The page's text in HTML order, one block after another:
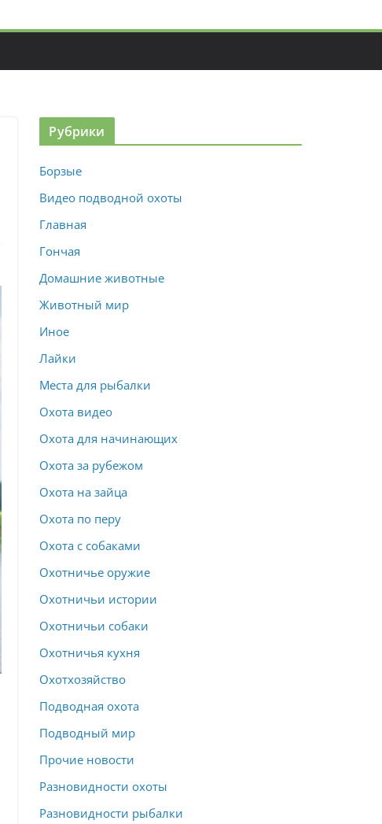
Рубрики
Борзые
Видео подводной охоты
Главная
Гончая
Домашние животные
Животный мир
Иное
Лайки
Места для рыбалки
Охота видео
Охота для начинающих
Охота за рубежом
Охота на зайца
Охота по перу
Охота с собаками
Охотничье оружие
Охотничьи истории
Охотничьи собаки
Охотничья кухня
Охотхозяйство
Подводная охота
Подводный мир
Прочие новости
Разновидности охоты
Разновидности рыбалки